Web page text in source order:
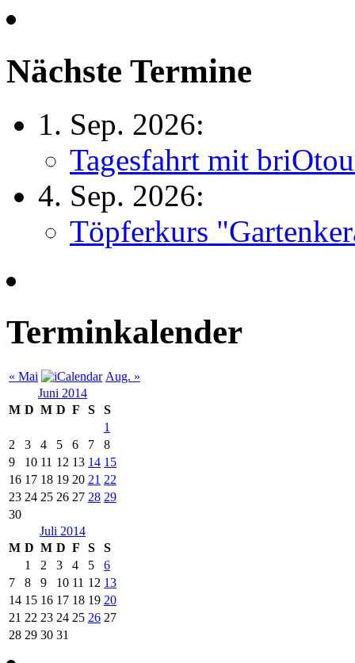
Nächste Termine
1. Sep. 2026:
Tagesfahrt mit
4. Sep. 2026:
Töpferkurs
Terminkalender
« Mai
Aug. »
Juni 2014
M D M D F S
S
1
2
3 4 5 6 7
8
9
10 11 12 13 14 15
16 17 18 19 20 21 22
23 24 25 26 27 28 29
30
Juli 2014
M D M D F S
S
1
2 3 4 5
6
7
8 9 10 11 12 13
14 15 16 17 18 19 20
21 22 23 24 25 26 27
28 29 30 31